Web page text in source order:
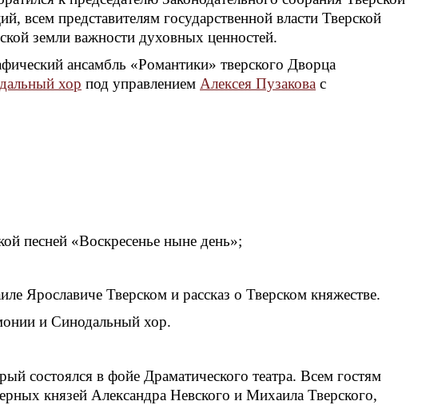
всем представителям государственной власти Тверской
земли важности духовных ценностей.
ансамбль «Романтики» тверского Дворца
хор под управлением Алексея Пузакова с
песней «Воскресенье ныне день»;
Ярославиче Тверском и рассказ о Тверском княжестве.
и Синодальный хор.
состоялся в фойе Драматического театра. Всем гостям
князей Александра Невского и Михаила Тверского,